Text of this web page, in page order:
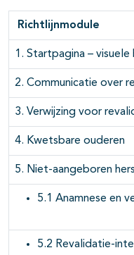
Richtlijnmodule
1. Startpagina – visuele
2. Communicatie over
3. Verwijzing voor
4. Kwetsbare ouderen
5. Niet-aangeboren
5.1 Anamnese en
5.2 Revalidatie-